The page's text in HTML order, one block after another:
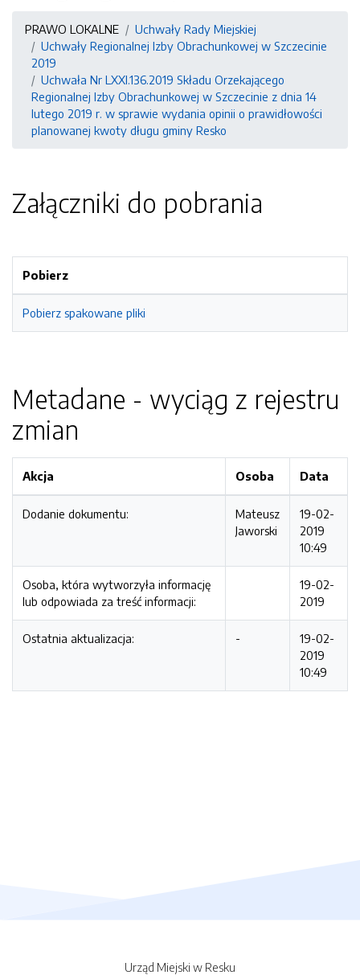
PRAWO LOKALNE
Uchwały Rady Miejskiej
Uchwały Regionalnej Izby Obrachunkowej w Szczecinie
2019
Uchwała Nr LXXI.136.2019 Składu Orzekającego
Regionalnej Izby Obrachunkowej w Szczecinie z dnia 14
lutego 2019 r. w sprawie wydania opinii o prawidłowości
planowanej kwoty długu gminy Resko
Załączniki do pobrania
Pobierz
Pobierz spakowane pliki
Metadane - wyciąg z rejestru
zmian
Akcja Osoba Data
Dodanie dokumentu:
Mateusz
Jaworski
19-02-
2019
10:49
Osoba, która wytworzyła informację
lub odpowiada za treść informacji:
19-02-
2019
Ostatnia aktualizacja: -
19-02-
2019
10:49
Urząd Miejski w Resku